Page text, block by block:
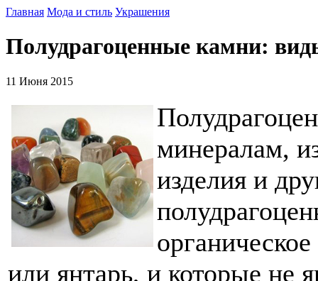
Главная Мода и стиль Украшения
Полудрагоценные камни:
11 Июня 2015
минералам,
изделия и
или янтарь, и которые не